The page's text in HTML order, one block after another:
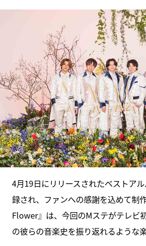
4月19日にリリースされたベストア
録され、ファンへの感謝を込めて制
Flower』は、今回のMステがテレビ
の彼らの音楽史を振り返れるような